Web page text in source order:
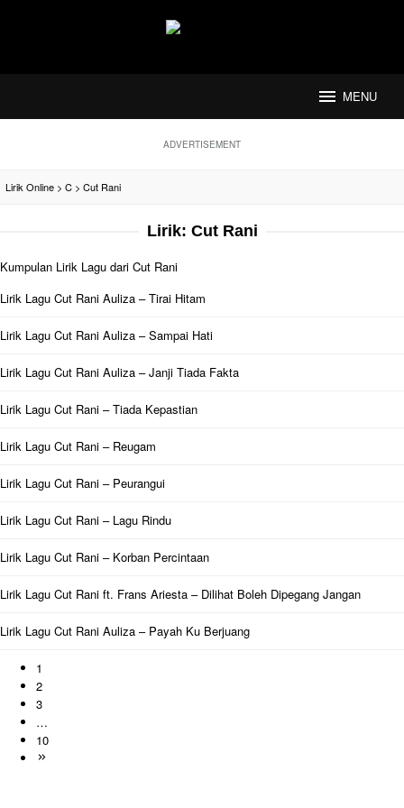
MENU
ADVERTISEMENT
Lirik Online > C > Cut Rani
Lirik: Cut Rani
Kumpulan Lirik Lagu dari Cut Rani
Lirik Lagu Cut Rani Auliza – Tirai Hitam
Lirik Lagu Cut Rani Auliza – Sampai Hati
Lirik Lagu Cut Rani Auliza – Janji Tiada Fakta
Lirik Lagu Cut Rani – Tiada Kepastian
Lirik Lagu Cut Rani – Reugam
Lirik Lagu Cut Rani – Peurangui
Lirik Lagu Cut Rani – Lagu Rindu
Lirik Lagu Cut Rani – Korban Percintaan
Lirik Lagu Cut Rani ft. Frans Ariesta – Dilihat Boleh Dipegang Jangan
Lirik Lagu Cut Rani Auliza – Payah Ku Berjuang
1
2
3
…
10